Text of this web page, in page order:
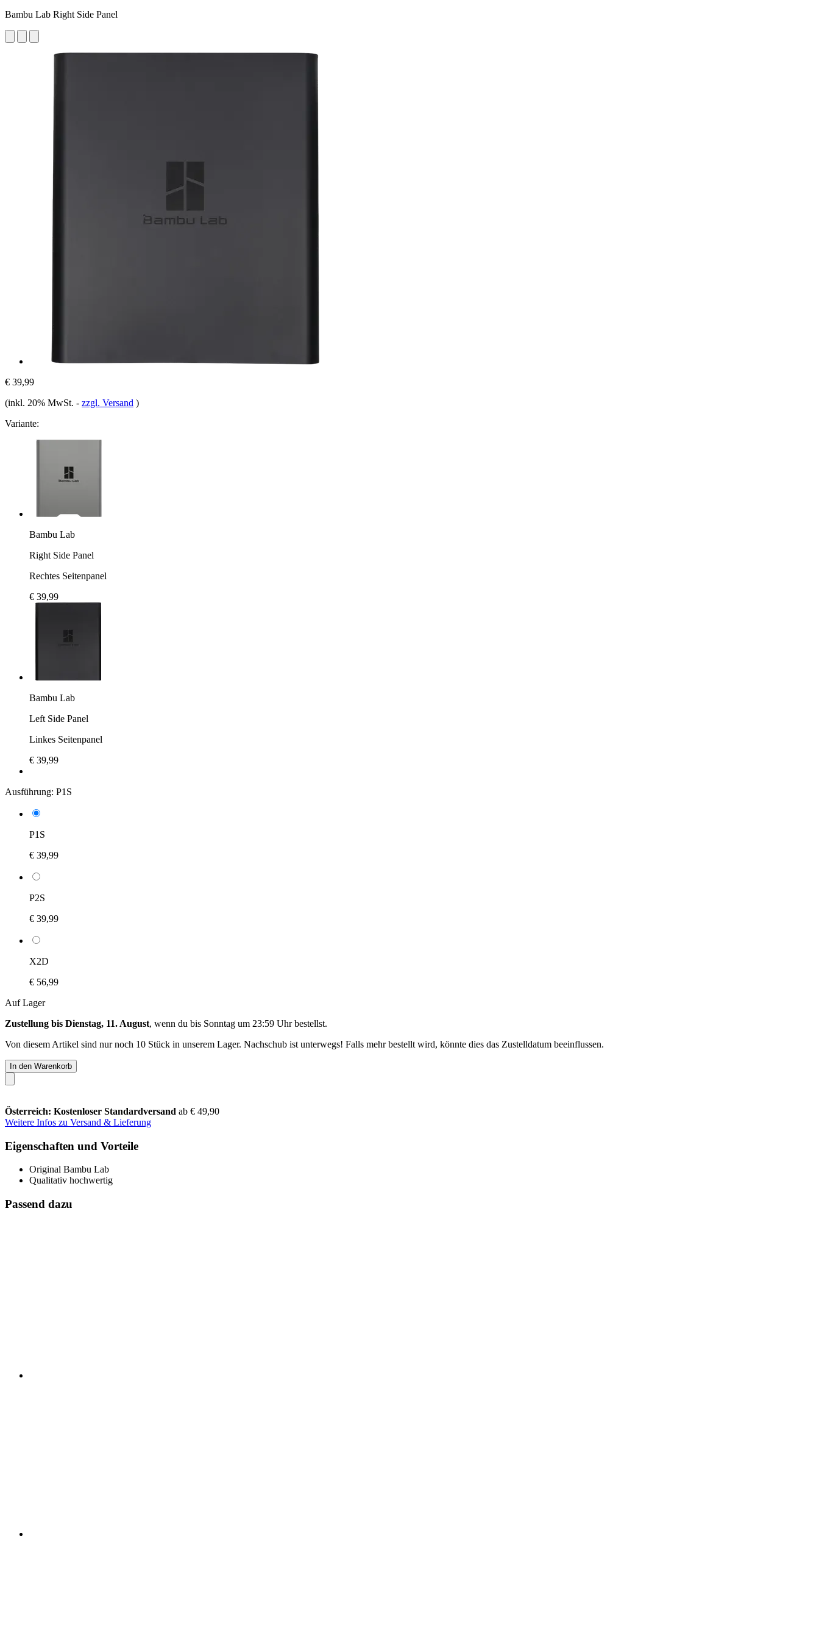
Bambu Lab Right Side Panel
€ 39,99
(inkl. 20% MwSt. - zzgl. Versand )
Variante:
Bambu Lab
Right Side Panel
Rechtes Seitenpanel
€ 39,99
Bambu Lab
Left Side Panel
Linkes Seitenpanel
€ 39,99
Ausführung: P1S
P1S
€ 39,99
P2S
€ 39,99
X2D
€ 56,99
Auf Lager
Zustellung bis Dienstag, 11. August, wenn du bis Sonntag um 23:59 Uhrbestellst.
Von diesem Artikel sind nur noch 10 Stück in unserem Lager. Nachschub ist unterwegs! Falls mehr bestellt wird, könnte dies das Zustelldatum beeinflussen.
In den Warenkorb
Österreich: Kostenloser Standardversand ab € 49,90
Weitere Infos zu Versand & Lieferung
Eigenschaften und Vorteile
Original Bambu Lab
Qualitativ hochwertig
Passend dazu